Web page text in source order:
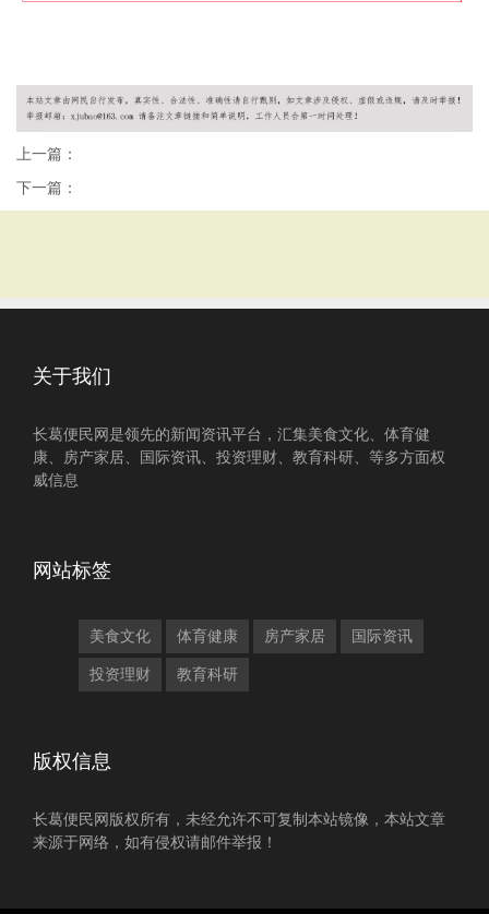
上一篇：
下一篇：
关于我们
长葛便民网是领先的新闻资讯平台，汇集美食文化、体育健
康、房产家居、国际资讯、投资理财、教育科研、等多方面权
威信息
网站标签
美食文化 体育健康 房产家居 国际资讯
投资理财 教育科研
版权信息
长葛便民网版权所有，未经允许不可复制本站镜像，本站文章
来源于网络，如有侵权请邮件举报！